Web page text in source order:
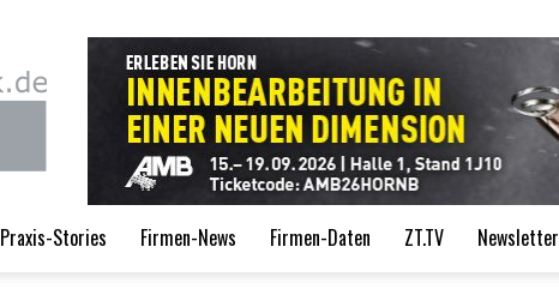
Stories Firmen-News Firmen-Daten ZT.TV Newsletter